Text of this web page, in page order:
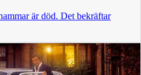
är död. Det bekräftar